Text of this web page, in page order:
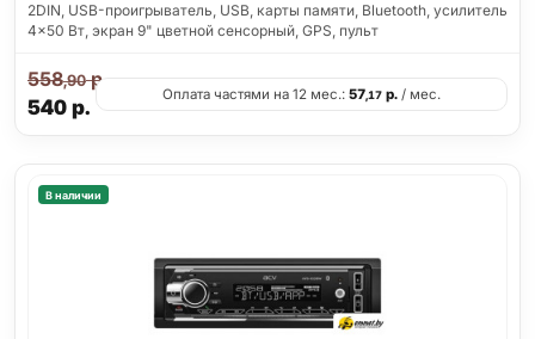
2DIN, USB-проигрыватель, USB, карты памяти, Bluetooth, усилитель
4x50 Вт, экран 9" цветной сенсорный, GPS, пульт
540р.
558,90р.
Оплата частями на 12 мес.: 57,17р./ мес.
В наличии